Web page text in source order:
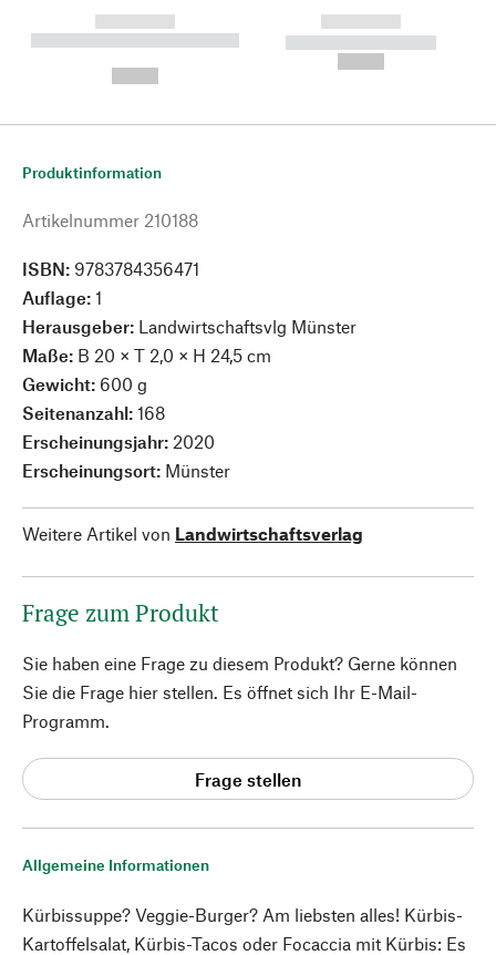
------------
----------- ----------- --------
------------
----------- -----------
Allgemeine Informationen
Kürbissuppe? Veggie-Burger? Am liebsten alles! Kürbis-
Kartoffelsalat, Kürbis-Tacos oder Focaccia mit Kürbis: Es
Produktinformation
Artikelnummer 210188
ISBN: 9783784356471
Auflage: 1
Herausgeber: Landwirtschaftsvlg Münster
Maße: B 20 × T 2,0 × H 24,5 cm
Gewicht: 600 g
Seitenanzahl: 168
Erscheinungsjahr: 2020
Erscheinungsort: Münster
Weitere Artikel von Landwirtschaftsverlag
Frage zum Produkt
Sie haben eine Frage zu diesem Produkt? Gerne können
Sie die Frage hier stellen. Es öffnet sich Ihr E-Mail-
Programm.
Frage stellen